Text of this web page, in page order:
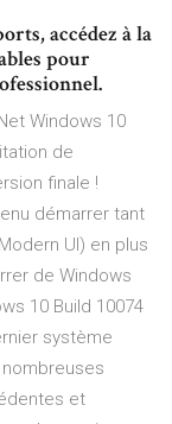
accédez à la
pour
Windows 10
de
finale !
démarrer tant
UI) en plus
de Windows
10 Build 10074
système
et